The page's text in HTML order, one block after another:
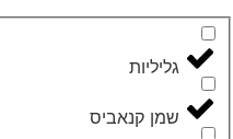
‮גליליות‬
שמן קנאביס